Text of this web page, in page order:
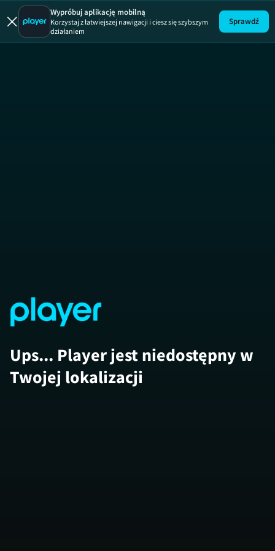
Wypróbuj aplikację mobilną
Korzystaj z łatwiejszej nawigacji i ciesz się szybszym
działaniem
Sprawdź
Ups... Player jest niedostępny w
Twojej lokalizacji